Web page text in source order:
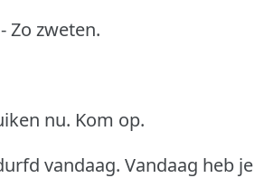
Zo zweten.
nu. Kom op.
vandaag. Vandaag heb je